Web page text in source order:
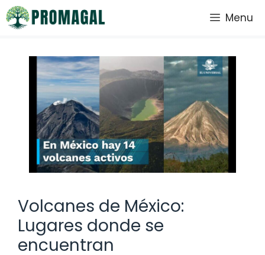
Saltar
al
Menu
Volcanes de México:
Lugares donde se
encuentran